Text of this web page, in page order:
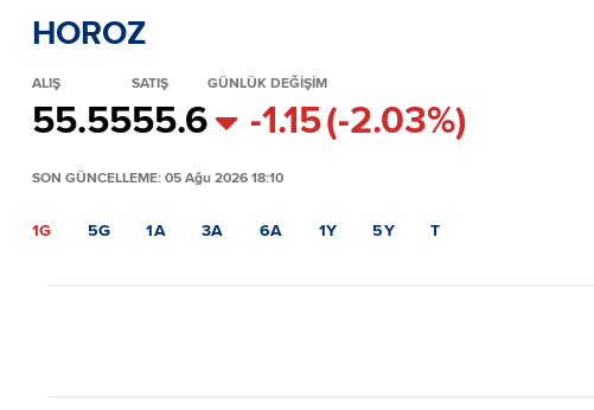
HOROZ
ALIŞ
55.55
SATIŞ
55.6
GÜNLÜK DEĞİŞİM
-1.15(-2.03%)
SON GÜNCELLEME: 05 Ağu 2026 18:10
1G 5G 1A 3A 6A 1Y 5Y T